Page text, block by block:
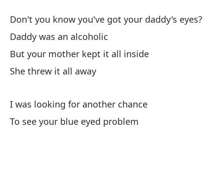
Don't you know you've got your daddy's eyes?
Daddy was an alcoholic
But your mother kept it all inside
She threw it all away
I was looking for another chance
To see your blue eyed problem